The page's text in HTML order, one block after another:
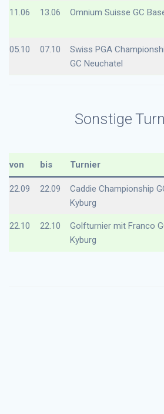
11.06 13.06 Omnium Suisse GC
05.10 07.10
Swiss PGA
GC Neuchatel
Sonstige
von bis Turnier
22.09 22.09
Caddie Championship
Kyburg
22.10 22.10
Golfturnier mit Franco
Kyburg